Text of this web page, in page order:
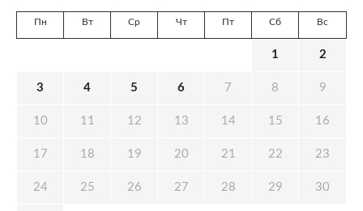
Пн Вт Ср Чт Пт Сб Вс
1 2
3 4 5 6 7 8 9
10 11 12 13 14 15 16
17 18 19 20 21 22 23
24 25 26 27 28 29 30